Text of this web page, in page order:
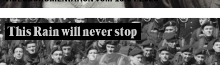
This Rain will never stop